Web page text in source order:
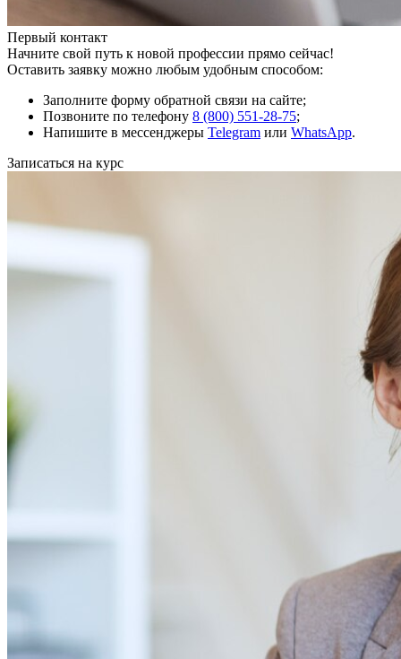
Первый контакт
Начните свой путь к новой профессии прямо сейчас!
Оставить заявку можно любым удобным способом:
Заполните форму обратной связи на сайте;
Позвоните по телефону 8 (800) 551-28-75;
Напишите в мессенджеры Telegram или WhatsApp.
Записаться на курс